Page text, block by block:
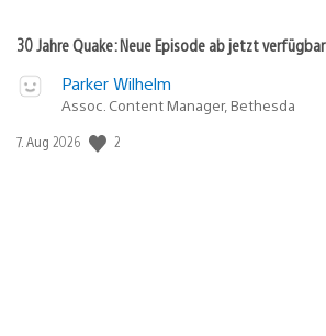
30 Jahre Quake: Neue Episode ab jetzt verfügbar
Parker Wilhelm
Assoc. Content Manager, Bethesda
Veröffentlichungsdatum:
7. Aug 2026 2